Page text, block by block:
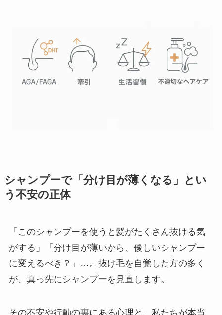
シャンプーで「分け目が薄くなる」とい
う不安の正体
「このシャンプーを使うと髪がたくさん抜ける気
がする」「分け目が薄いから、優しいシャンプー
に変えるべき？」…。抜け毛を自覚した方の多く
が、真っ先にシャンプーを見直します。
その不安や行動の裏にある心理と、私たちが本当